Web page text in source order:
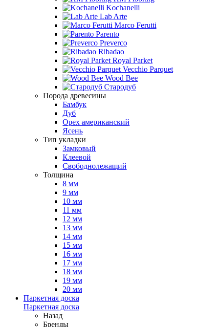
Kochanelli
Lab Arte
Marco Ferutti
Parento
Preverco
Ribadao
Royal Parket
Vecchio Parquet
Wood Bee
Стародуб
Порода древесины
Бамбук
Дуб
Орех американский
Ясень
Тип укладки
Замковый
Клеевой
Свободнолежащий
Толщина
8 мм
9 мм
10 мм
11 мм
12 мм
13 мм
14 мм
15 мм
16 мм
17 мм
18 мм
19 мм
20 мм
Паркетная доска
Паркетная доска
Назад
Бренды